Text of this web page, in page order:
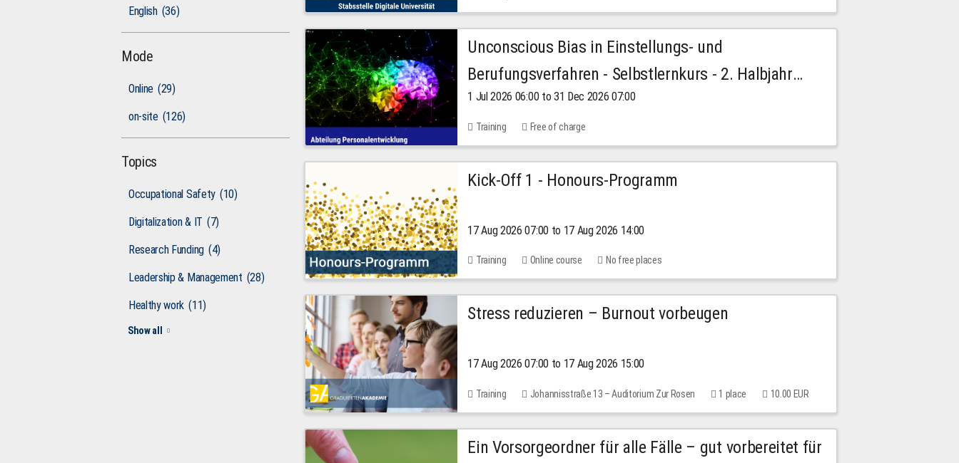
English (36)
Mode
Online (29)
on-site (126)
Topics
Occupational Safety (10)
Digitalization & IT (7)
Research Funding (4)
Leadership & Management (28)
Healthy work (11)
Show all
Unconscious Bias in Einstellungs- und
Berufungsverfahren - Selbstlernkurs - 2. Halbjahr
2026
1 Jul 2026 06:00 to 31 Dec 2026 07:00
Training Free of charge
Kick-Off 1 - Honours-Programm
17 Aug 2026 07:00 to 17 Aug 2026 14:00
Training Online course No free places
Stress reduzieren – Burnout vorbeugen
17 Aug 2026 07:00 to 17 Aug 2026 15:00
Training Johannisstraße 13 – Auditorium Zur Rosen 1 place 10.00 EUR
Ein Vorsorgeordner für alle Fälle – gut vorbereitet für